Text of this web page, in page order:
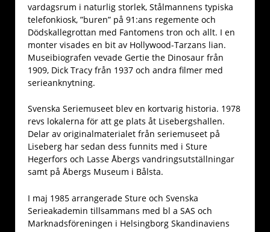
vardagsrum i naturlig storlek, Stålmannens typiska
telefonkiosk, ”buren” på 91:ans regemente och
Dödskallegrottan med Fantomens tron och allt. I en
monter visades en bit av Hollywood-Tarzans lian.
Museibiografen vevade Gertie the Dinosaur från
1909, Dick Tracy från 1937 och andra filmer med
serieanknytning.
Svenska Seriemuseet blev en kortvarig historia. 1978
revs lokalerna för att ge plats åt Lisebergshallen.
Delar av originalmaterialet från seriemuseet på
Liseberg har sedan dess funnits med i Sture
Hegerfors och Lasse Åbergs vandringsutställningar
samt på Åbergs Museum i Bålsta.
I maj 1985 arrangerade Sture och Svenska
Serieakademin tillsammans med bl a SAS och
Marknadsföreningen i Helsingborg Skandinaviens